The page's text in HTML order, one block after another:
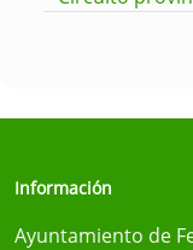
Información
Ayuntamiento de